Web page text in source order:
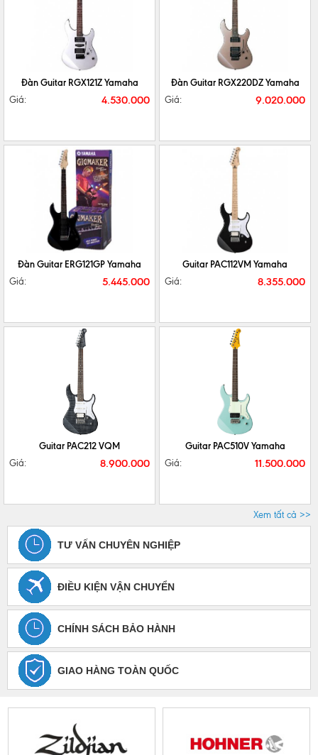
MUA NGAY
Đàn Guitar RGX121Z Yamaha
Giá: 4.530.000
MUA NGAY
Đàn Guitar RGX220DZ Yamaha
Giá: 9.020.000
CHI TIẾT MUA NGAY
Đàn Guitar ERG121GP Yamaha
Giá: 5.445.000
MUA NGAY
Guitar PAC112VM Yamaha
Giá: 8.355.000
MUA NGAY
Guitar PAC212 VQM
Giá: 8.900.000
MUA NGAY
Guitar PAC510V Yamaha
Giá: 11.500.000
Xem tất cả >>
TƯ VẤN CHUYÊN NGHIỆP
ĐIỀU KIỆN VẬN CHUYỂN
CHÍNH SÁCH BẢO HÀNH
GIAO HÀNG TOÀN QUỐC